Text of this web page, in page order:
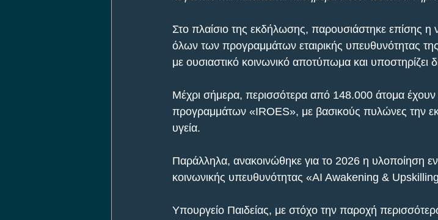
Στο πλαίσιο της εκδήλωσης, παρουσιάστηκε επίσης
όλων των προγραμμάτων εταιρικής υπευθυνότητας
με ουσιαστικό κοινωνικό αποτύπωμα και υποστηρίζει
Μέχρι σήμερα, περισσότερα από 148.000 άτομα έχουν
προγραμμάτων «IROES», με βασικούς πυλώνες την
υγεία.
Παράλληλα, ανακοινώθηκε για το 2026 η υλοποίηση
κοινωνικής υπευθυνότητας «AI Awakening &
Υπουργείο Παιδείας, με στόχο την παροχή